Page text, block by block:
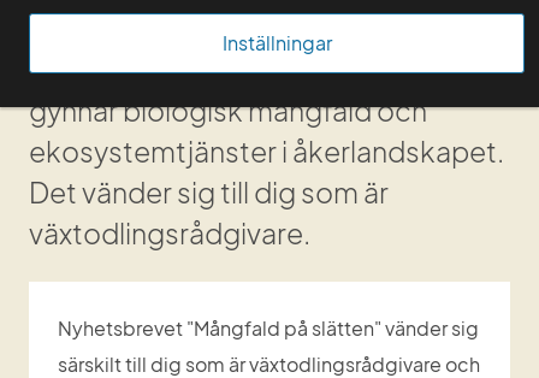
Inställningar
I nyhetsbrevet ”Mångfald på slätten”
få du få råd och tips på åtgärder som
gynnar biologisk mångfald och
ekosystemtjänster i åkerlandskapet.
Det vänder sig till dig som är
växtodlingsrådgivare.
Nyhetsbrevet "Mångfald på slätten" vänder sig
särskilt till dig som är växtodlingsrådgivare och